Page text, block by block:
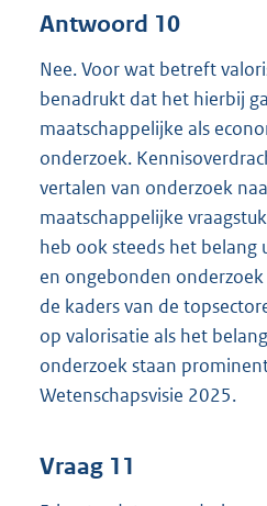
Antwoord 10
Nee. Voor wat betreft
benadrukt dat het hierbij
maatschappelijke als
onderzoek.
vertalen van onderzoek
maatschappelijke
heb ook steeds het belang
en ongebonden
de kaders van de
op valorisatie als het
onderzoek staan
Wetenschapsvisie 2025.
Vraag 11